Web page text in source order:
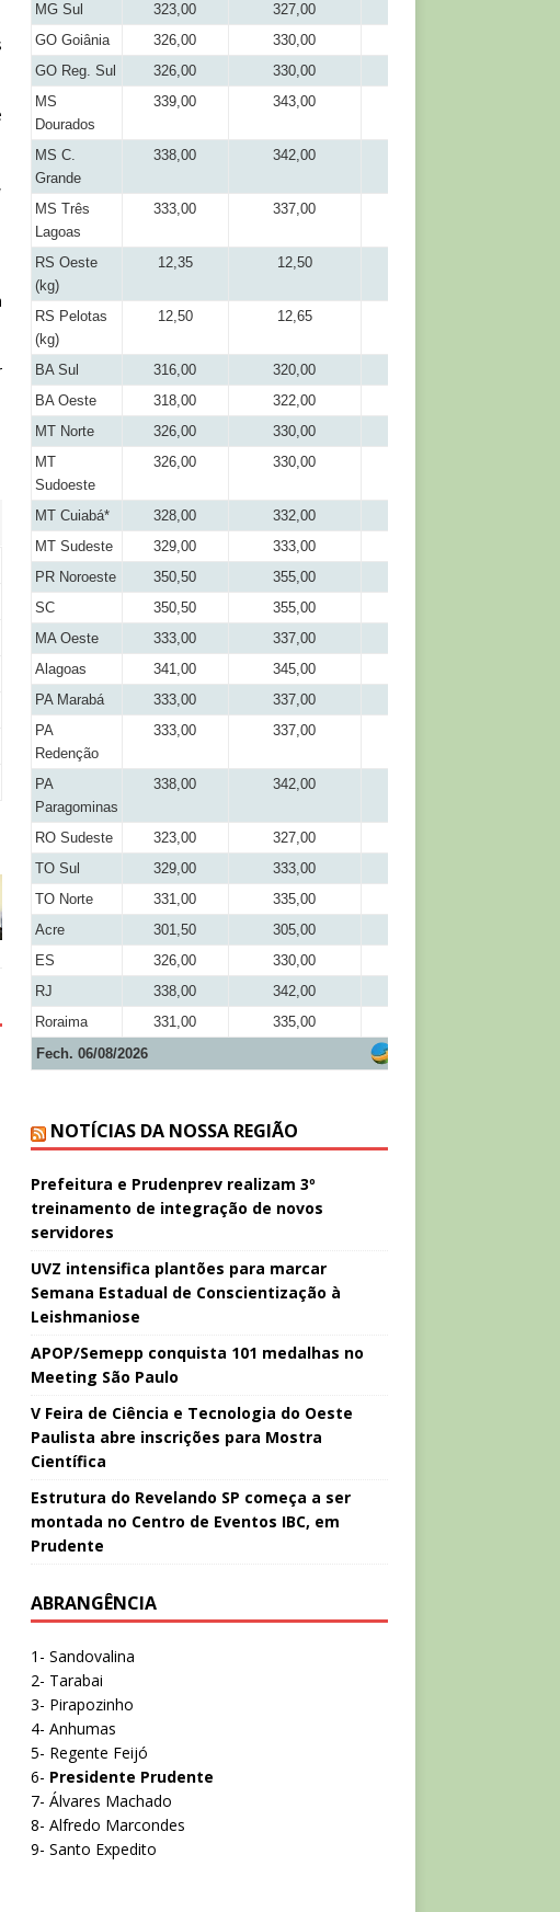
MG Sul
323,00 327,00
GO Goiânia
326,00 330,00
GO Reg. Sul
326,00 330,00
MS
Dourados
339,00 343,00
MS C.
Grande
338,00 342,00
MS Três
Lagoas
333,00 337,00
RS Oeste
(kg)
12,35 12,50
RS Pelotas
(kg)
12,50 12,65
BA Sul 316,00 320,00
BA Oeste
318,00 322,00
MT Norte
326,00 330,00
MT
Sudoeste
326,00 330,00
MT Cuiabá* 328,00 332,00
MT Sudeste
329,00 333,00
PR Noroeste
350,50 355,00
SC
350,50 355,00
MA Oeste
333,00 337,00
Alagoas
341,00 345,00
PA Marabá
333,00 337,00
PA
Redenção
333,00 337,00
PA
Paragominas
338,00 342,00
RO Sudeste 323,00 327,00
TO Sul
329,00 333,00
TO Norte
331,00 335,00
Acre
301,50 305,00
ES
326,00 330,00
RJ
338,00 342,00
Roraima
331,00 335,00
Fech. 06/08/2026
NOTÍCIAS DA NOSSA REGIÃO
Prefeitura e Prudenprev realizam 3º
treinamento de integração de novos
servidores
UVZ intensifica plantões para marcar
Semana Estadual de Conscientização à
Leishmaniose
APOP/Semepp conquista 101 medalhas no
Meeting São Paulo
V Feira de Ciência e Tecnologia do Oeste
Paulista abre inscrições para Mostra
Científica
Estrutura do Revelando SP começa a ser
montada no Centro de Eventos IBC, em
Prudente
ABRANGÊNCIA
1- Sandovalina
2- Tarabai
3- Pirapozinho
4- Anhumas
5- Regente Feijó
6- Presidente Prudente
7- Álvares Machado
8- Alfredo Marcondes
9- Santo Expedito